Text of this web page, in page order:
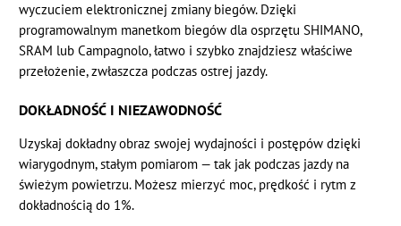
wyczuciem elektronicznej zmiany biegów. Dzięki
programowalnym manetkom biegów dla osprzętu SHIMANO,
SRAM lub Campagnolo, łatwo i szybko znajdziesz właściwe
przełożenie, zwłaszcza podczas ostrej jazdy.
DOKŁADNOŚĆ I NIEZAWODNOŚĆ
Uzyskaj dokładny obraz swojej wydajności i postępów dzięki
wiarygodnym, stałym pomiarom — tak jak podczas jazdy na
świeżym powietrzu. Możesz mierzyć moc, prędkość i rytm z
dokładnością do 1%.